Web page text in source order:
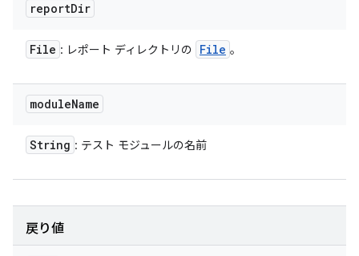
reportDir
File : レポート ディレクトリの File 。
moduleName
String : テスト モジュールの名前
戻り値